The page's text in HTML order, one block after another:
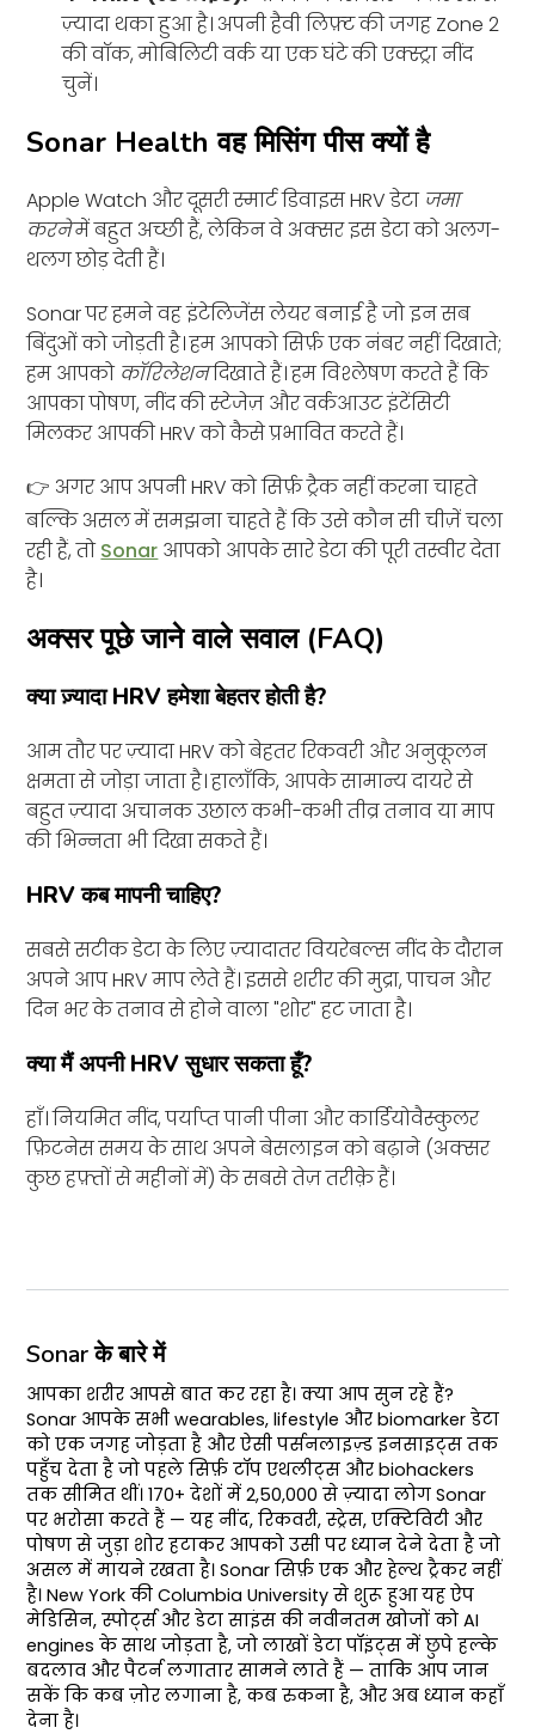
ज़्यादा थका हुआ है। अपनी हैवी लिफ़्ट की जगह Zone 2
की वॉक, मोबिलिटी वर्क या एक घंटे की एक्स्ट्रा नींद
चुनें।
Sonar Health वह मिसिंग पीस क्यों है
Apple Watch और दूसरी स्मार्ट डिवाइस HRV डेटा जमा
करनेमें बहुत अच्छी हैं, लेकिन वे अक्सर इस डेटा को अलग-
थलग छोड़ देती हैं।
Sonar पर हमने वह इंटेलिजेंस लेयर बनाई है जो इन सब
बिंदुओं को जोड़ती है। हम आपको सिर्फ़ एक नंबर नहीं दिखाते;
हम आपको कॉरिलेशनदिखाते हैं। हम विश्लेषण करते हैं कि
आपका पोषण, नींद की स्टेजेज़ और वर्कआउट इंटेंसिटी
मिलकर आपकी HRV को कैसे प्रभावित करते हैं।
👉 अगर आप अपनी HRV को सिर्फ़ ट्रैक नहीं करना चाहते
बल्कि असल में समझना चाहते हैं कि उसे कौन सी चीज़ें चला
रही हैं, तोSonar आपको आपके सारे डेटा की पूरी तस्वीर देता
है।
अक्सर पूछे जाने वाले सवाल (FAQ)
क्या ज़्यादा HRV हमेशा बेहतर होती है?
आम तौर पर ज़्यादा HRV को बेहतर रिकवरी और अनुकूलन
क्षमता से जोड़ा जाता है। हालाँकि, आपके सामान्य दायरे से
बहुत ज़्यादा अचानक उछाल कभी-कभी तीव्र तनाव या माप
की भिन्नता भी दिखा सकते हैं।
HRV कब मापनी चाहिए?
सबसे सटीक डेटा के लिए ज़्यादातर वियरेबल्स नींद के दौरान
अपने आप HRV माप लेते हैं। इससे शरीर की मुद्रा, पाचन और
दिन भर के तनाव से होने वाला "शोर" हट जाता है।
क्या मैं अपनी HRV सुधार सकता हूँ?
हाँ। नियमित नींद, पर्याप्त पानी पीना और कार्डियोवैस्कुलर
फ़िटनेस समय के साथ अपने बेसलाइन को बढ़ाने (अक्सर
कुछ हफ़्तों से महीनों में) के सबसे तेज़ तरीक़े हैं।
Sonar के बारे में
आपका शरीर आपसे बात कर रहा है। क्या आप सुन रहे हैं?
Sonar आपके सभी wearables, lifestyle और biomarker डेटा
को एक जगह जोड़ता है और ऐसी पर्सनलाइज़्ड इनसाइट्स तक
पहुँच देता है जो पहले सिर्फ़ टॉप एथलीट्स और biohackers
तक सीमित थीं। 170+ देशों में 2,50,000 से ज़्यादा लोग Sonar
पर भरोसा करते हैं — यह नींद, रिकवरी, स्ट्रेस, एक्टिविटी और
पोषण से जुड़ा शोर हटाकर आपको उसी पर ध्यान देने देता है जो
असल में मायने रखता है। Sonar सिर्फ़ एक और हेल्थ ट्रैकर नहीं
है। New York की Columbia University से शुरू हुआ यह ऐप
मेडिसिन, स्पोर्ट्स और डेटा साइंस की नवीनतम खोजों को AI
engines के साथ जोड़ता है, जो लाखों डेटा पॉइंट्स में छुपे हल्के
बदलाव और पैटर्न लगातार सामने लाते हैं — ताकि आप जान
सकें कि कब ज़ोर लगाना है, कब रुकना है, और अब ध्यान कहाँ
देना है।